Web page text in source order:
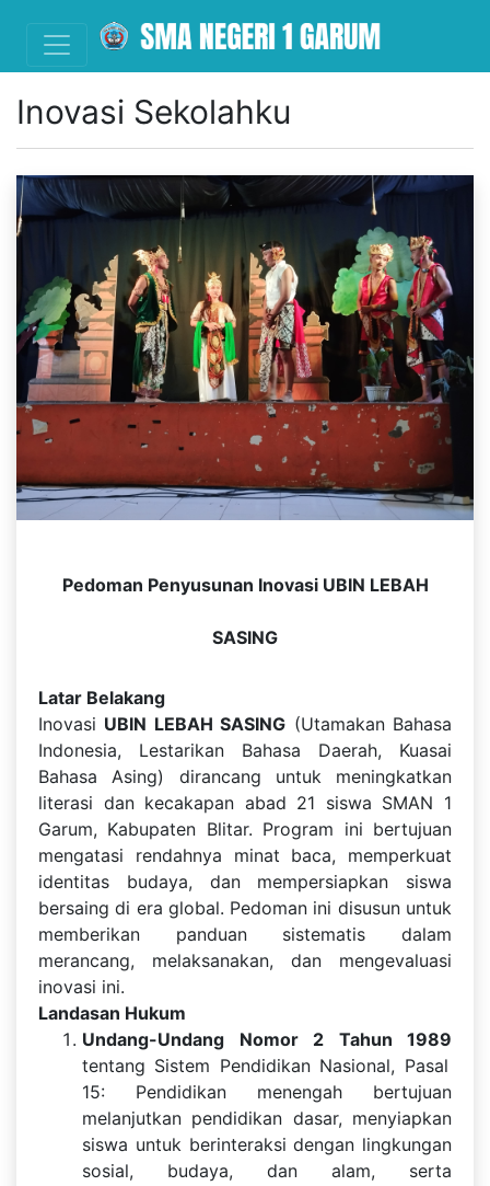
Inovasi Sekolahku
Pedoman Penyusunan Inovasi UBIN LEBAH
SASING
Latar Belakang
Inovasi UBIN LEBAH SASING (Utamakan Bahasa
Indonesia, Lestarikan Bahasa Daerah, Kuasai
Bahasa Asing) dirancang untuk meningkatkan
literasi dan kecakapan abad 21 siswa SMAN 1
Garum, Kabupaten Blitar. Program ini bertujuan
mengatasi rendahnya minat baca, memperkuat
identitas budaya, dan mempersiapkan siswa
bersaing di era global. Pedoman ini disusun untuk
memberikan panduan sistematis dalam
merancang, melaksanakan, dan mengevaluasi
inovasi ini.
Landasan Hukum
Undang-Undang Nomor 2 Tahun 1989
tentang Sistem Pendidikan Nasional, Pasal
15: Pendidikan menengah bertujuan
melanjutkan pendidikan dasar, menyiapkan
siswa untuk berinteraksi dengan lingkungan
sosial, budaya, dan alam, serta